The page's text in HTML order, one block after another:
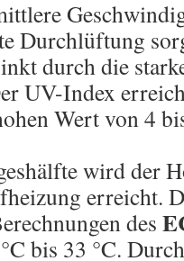
Durchlüftung
durch die
UV-Index
Wert von 4
wird der
erreicht.
des
bis 33 °C.